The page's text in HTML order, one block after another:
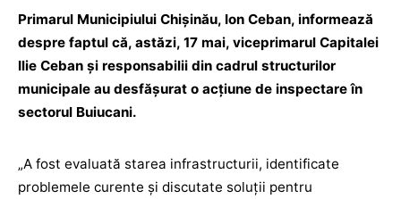
Primarul Municipiului Chișinău, Ion Ceban, informează
despre faptul că, astăzi, 17 mai, viceprimarul Capitalei
Ilie Ceban și responsabilii din cadrul structurilor
municipale au desfășurat o acțiune de inspectare în
sectorul Buiucani.
„A fost evaluată starea infrastructurii, identificate
problemele curente și discutate soluții pentru